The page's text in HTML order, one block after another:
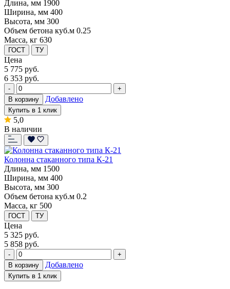
Длина, мм 1900
Ширина, мм 400
Высота, мм 300
Объем бетона куб.м 0.25
Масса, кг 630
ГОСТ ТУ
Цена
5 775 руб.
6 353 руб.
-
+
В корзину
Добавлено
Купить в 1 клик
5,0
В наличии
Колонна стаканного типа К-21
Длина, мм 1500
Ширина, мм 400
Высота, мм 300
Объем бетона куб.м 0.2
Масса, кг 500
ГОСТ ТУ
Цена
5 325 руб.
5 858 руб.
-
+
В корзину
Добавлено
Купить в 1 клик